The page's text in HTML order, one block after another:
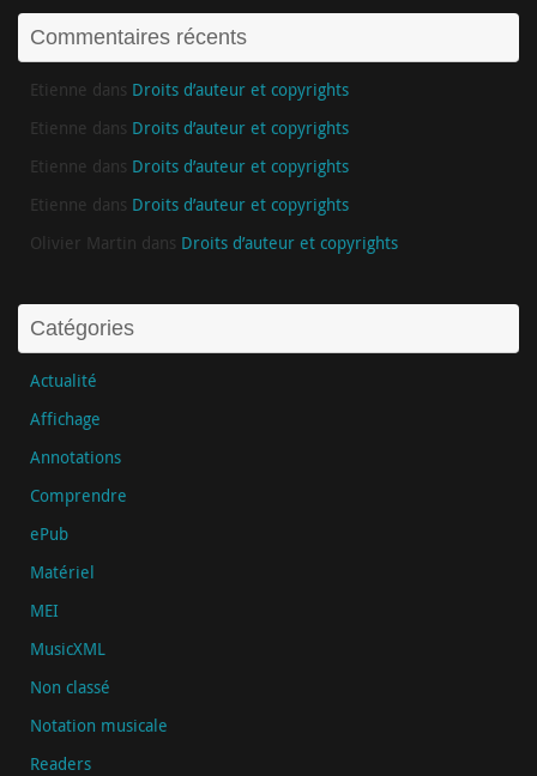
Commentaires récents
Etienne dans Droits d’auteur et copyrights
Etienne dans Droits d’auteur et copyrights
Etienne dans Droits d’auteur et copyrights
Etienne dans Droits d’auteur et copyrights
Olivier Martin dans Droits d’auteur et copyrights
Catégories
Actualité
Affichage
Annotations
Comprendre
ePub
Matériel
MEI
MusicXML
Non classé
Notation musicale
Readers